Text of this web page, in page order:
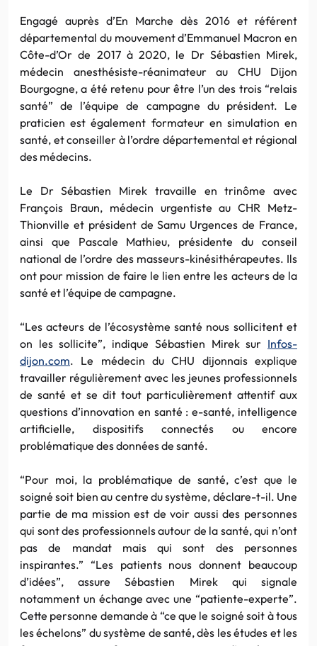
Engagé auprès d’En Marche dès 2016 et référent
départemental du mouvement d’Emmanuel Macron en
Côte-d’Or de 2017 à 2020, le Dr Sébastien Mirek,
médecin anesthésiste-réanimateur au CHU Dijon
Bourgogne, a été retenu pour être l’un des trois “relais
santé” de l’équipe de campagne du président. Le
praticien est également formateur en simulation en
santé, et conseiller à l’ordre départemental et régional
des médecins.
Le Dr Sébastien Mirek travaille en trinôme avec
François Braun, médecin urgentiste au CHR Metz-
Thionville et président de Samu Urgences de France,
ainsi que Pascale Mathieu, présidente du conseil
national de l’ordre des masseurs-kinésithérapeutes. Ils
ont pour mission de faire le lien entre les acteurs de la
santé et l’équipe de campagne.
“Les acteurs de l’écosystème santé nous sollicitent et
on les sollicite”, indique Sébastien Mirek sur Infos-
dijon.com. Le médecin du CHU dijonnais explique
travailler régulièrement avec les jeunes professionnels
de santé et se dit tout particulièrement attentif aux
questions d’innovation en santé : e-santé, intelligence
artificielle, dispositifs connectés ou encore
problématique des données de santé.
“Pour moi, la problématique de santé, c’est que le
soigné soit bien au centre du système, déclare-t-il. Une
partie de ma mission est de voir aussi des personnes
qui sont des professionnels autour de la santé, qui n’ont
pas de mandat mais qui sont des personnes
inspirantes.” “Les patients nous donnent beaucoup
d’idées”, assure Sébastien Mirek qui signale
notamment un échange avec une “patiente-experte”.
Cette personne demande à “ce que le soigné soit à tous
les échelons” du système de santé, dès les études et les